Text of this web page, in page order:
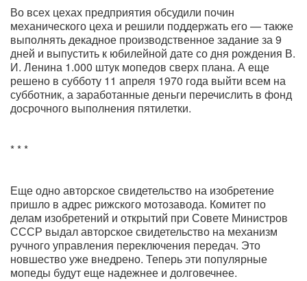
Во всех цехах предприятия обсудили почин
механического цеха и решили поддержать его — также
выполнять декадное производственное задание за 9
дней и выпустить к юбилейной дате со дня рождения В.
И. Ленина 1.000 штук мопедов сверх плана. А еще
решено в субботу 11 апреля 1970 года выйти всем на
субботник, а заработанные деньги перечислить в фонд
досрочного выполнения пятилетки.
* * *
Еще одно авторское свидетельство на изобретение
пришло в адрес рижского мотозавода. Комитет по
делам изобретений и открытий при Совете Министров
СССР выдал авторское свидетельство на механизм
ручного управления переключения передач. Это
новшество уже внедрено. Теперь эти популярные
мопеды будут еще надежнее и долговечнее.